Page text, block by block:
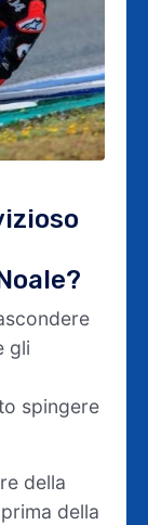
gli
spingere
della
della